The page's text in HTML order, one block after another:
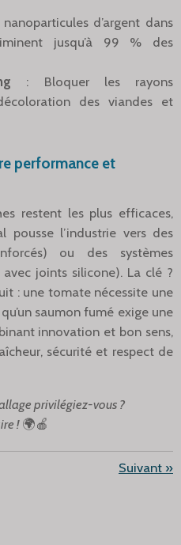
nanoparticules d’argent dans
jusqu’à 99 % des
: Bloquer les rayons
des viandes et
performance et
restent les plus efficaces,
pousse l’industrie vers des
ou des systèmes
joints silicone). La clé ?
: une tomate nécessite une
saumon fumé exige une
innovation et bon sens,
sécurité et respect de
privilégiez-vous ?
! 🌍🍎
Suivant »